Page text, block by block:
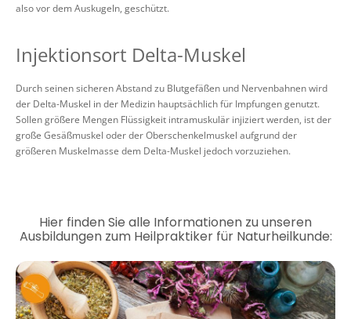
also vor dem Auskugeln, geschützt.
Injektionsort Delta-Muskel
Durch seinen sicheren Abstand zu Blutgefäßen und Nervenbahnen wird
der Delta-Muskel in der Medizin hauptsächlich für Impfungen genutzt.
Sollen größere Mengen Flüssigkeit intramuskulär injiziert werden, ist der
große Gesäßmuskel oder der Oberschenkelmuskel aufgrund der
größeren Muskelmasse dem Delta-Muskel jedoch vorzuziehen.
Hier finden Sie alle Informationen zu unseren
Ausbildungen zum Heilpraktiker für Naturheilkunde: